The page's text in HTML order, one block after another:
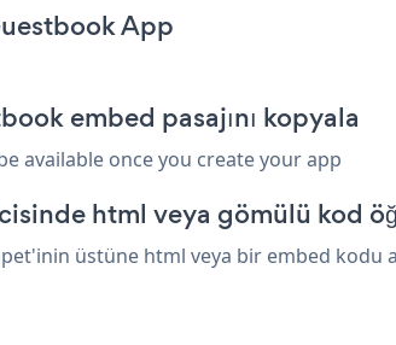
App
embed pasajını kopyala
available once you create your app
html veya gömülü kod
üstüne html veya bir embed kodu